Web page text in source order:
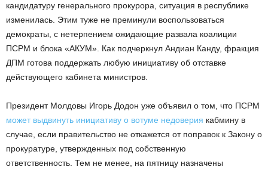
кандидатуру генерального прокурора, ситуация в республике
изменилась. Этим туже не преминули воспользоваться
демократы, с нетерпением ожидающие развала коалиции
ПСРМ и блока «АКУМ». Как подчеркнул Андиан Канду, фракция
ДПМ готова поддержать любую инициативу об отставке
действующего кабинета министров.
Президент Молдовы Игорь Додон уже объявил о том, что ПСРМ
может выдвинуть инициативу о вотуме недоверия кабмину в
случае, если правительство не откажется от поправок к Закону о
прокуратуре, утвержденных под собственную
ответственность. Тем не менее, на пятницу назначены